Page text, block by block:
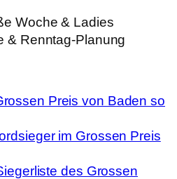
Woche & Ladies
& Renntag-Planung
Preis von Baden so
im Grossen Preis
des Grossen